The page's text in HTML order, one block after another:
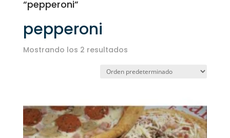
“pepperoni”
pepperoni
Mostrando los 2 resultados